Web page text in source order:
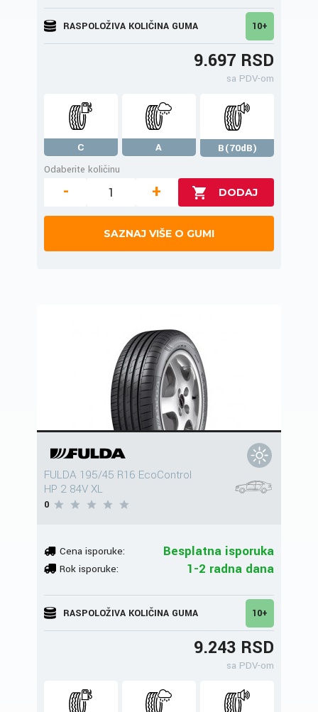
RASPOLOŽIVA KOLIČINA GUMA 10+
9.697 RSD
sa PDV-om
C A
B(70dB)
Odaberite količinu
- +
SAZNAJ VIŠE O GUMI
FULDA 195/45 R16 EcoControl
HP 2 84V XL
0
Cena isporuke: Besplatna isporuka
Rok isporuke: 1-2 radna dana
RASPOLOŽIVA KOLIČINA GUMA 10+
9.243 RSD
sa PDV-om